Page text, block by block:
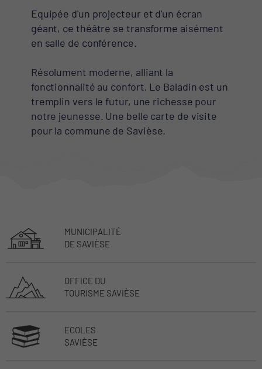
Equipée d'un projecteur et d'un écran
géant, ce théâtre se transforme aisément
en salle de conférence.
Résolument moderne, alliant la
fonctionnalité au confort, Le Baladin est un
tremplin vers le futur, une richesse pour
notre jeunesse. Une belle carte de visite
pour la commune de Savièse.
MUNICIPALITÉ
DE SAVIÈSE
OFFICE DU
TOURISME SAVIÈSE
ECOLES
SAVIÈSE